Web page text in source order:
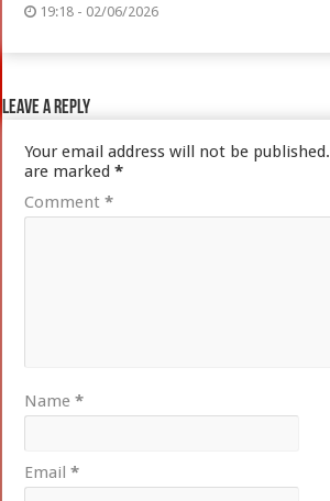
19:18 - 02/06/2026
Leave a Reply
Your email address will not be published.
are marked*
Comment*
Name*
Email*